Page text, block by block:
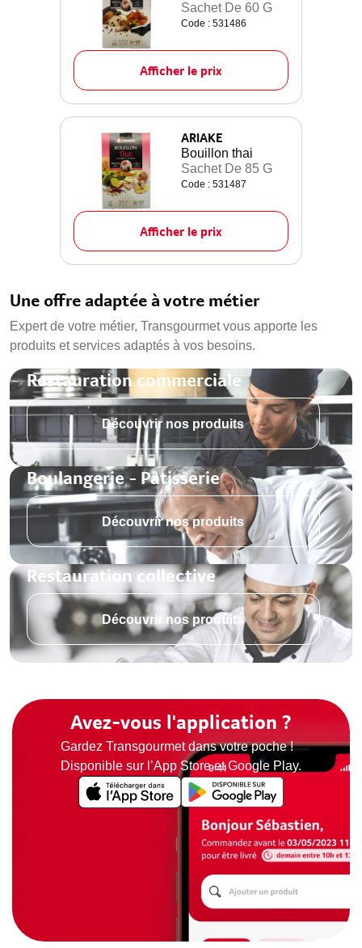
Sachet De 60 G
Code : 531486
Afficher le prix
ARIAKE
Bouillon thai
Sachet De 85 G
Code : 531487
Afficher le prix
Une offre adaptée à votre métier
Expert de votre métier, Transgourmet vous apporte les
produits et services adaptés à vos besoins.
Restauration commerciale
Découvrir nos produits
Boulangerie - Pâtisserie
Découvrir nos produits
Restauration collective
Découvrir nos produits
Avez-vous l'application ?
Gardez Transgourmet dans votre poche !
Disponible sur l’App Store et Google Play.